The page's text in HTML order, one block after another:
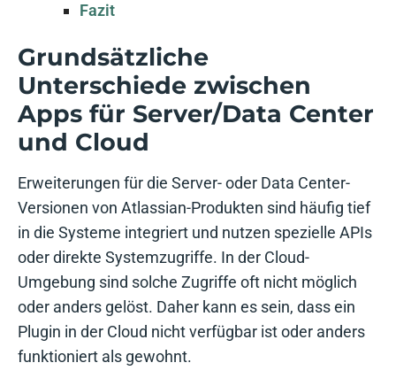
Fazit
Grundsätzliche
Unterschiede zwischen
Apps für Server/Data Center
und Cloud
Erweiterungen für die Server- oder Data Center-
Versionen von Atlassian-Produkten sind häufig tief
in die Systeme integriert und nutzen spezielle APIs
oder direkte Systemzugriffe. In der Cloud-
Umgebung sind solche Zugriffe oft nicht möglich
oder anders gelöst. Daher kann es sein, dass ein
Plugin in der Cloud nicht verfügbar ist oder anders
funktioniert als gewohnt.